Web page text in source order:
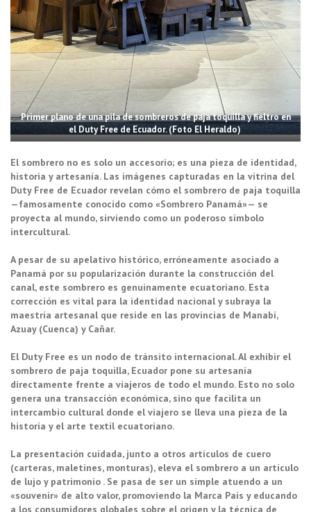
Primer plano de una pila de sombreros de paja toquilla y fieltro en
el Duty Free de Ecuador. (Foto El Heraldo)
El sombrero no es solo un accesorio; es una pieza de identidad,
historia y artesanía. Las imágenes capturadas en la vitrina del
Duty Free de Ecuador revelan cómo el sombrero de paja toquilla
—famosamente conocido como «Sombrero Panamá»— se
proyecta al mundo, sirviendo como un poderoso símbolo
intercultural.
A pesar de su apelativo histórico, erróneamente asociado a
Panamá por su popularización durante la construcción del
canal, este sombrero es genuinamente ecuatoriano. Esta
corrección es vital para la identidad nacional y subraya la
maestría artesanal que reside en las provincias de Manabí,
Azuay (Cuenca) y Cañar.
El Duty Free es un nodo de tránsito internacional. Al exhibir el
sombrero de paja toquilla, Ecuador pone su artesanía
directamente frente a viajeros de todo el mundo. Esto no solo
genera una transacción económica, sino que facilita un
intercambio cultural donde el viajero se lleva una pieza de la
historia y el arte textil ecuatoriano.
La presentación cuidada, junto a otros artículos de cuero
(carteras, maletines, monturas), eleva el sombrero a un artículo
de lujo y patrimonio . Se pasa de ser un simple atuendo a un
«souvenir» de alto valor, promoviendo la Marca País y educando
a los consumidores globales sobre el origen y la técnica de